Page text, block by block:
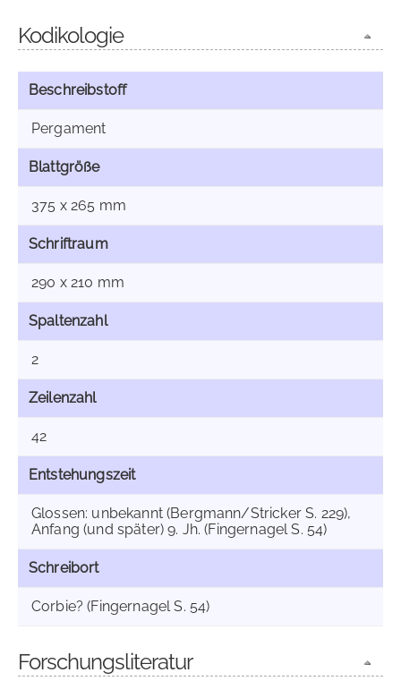
Kodikologie
Beschreibstoff
Pergament
Blattgröße
375 x 265 mm
Schriftraum
290 x 210 mm
Spaltenzahl
2
Zeilenzahl
42
Entstehungszeit
Glossen: unbekannt (Bergmann/Stricker S. 229),
Anfang (und später) 9. Jh. (Fingernagel S. 54)
Schreibort
Corbie? (Fingernagel S. 54)
Forschungsliteratur